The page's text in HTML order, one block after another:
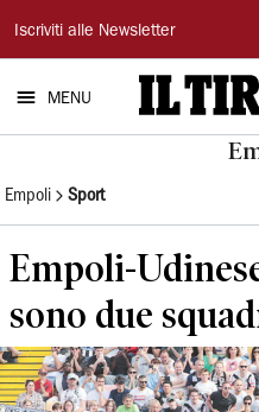
Il
Tirreno
Iscriviti alle Newsletter
MENU
Empoli Sport
Empoli-
sono due